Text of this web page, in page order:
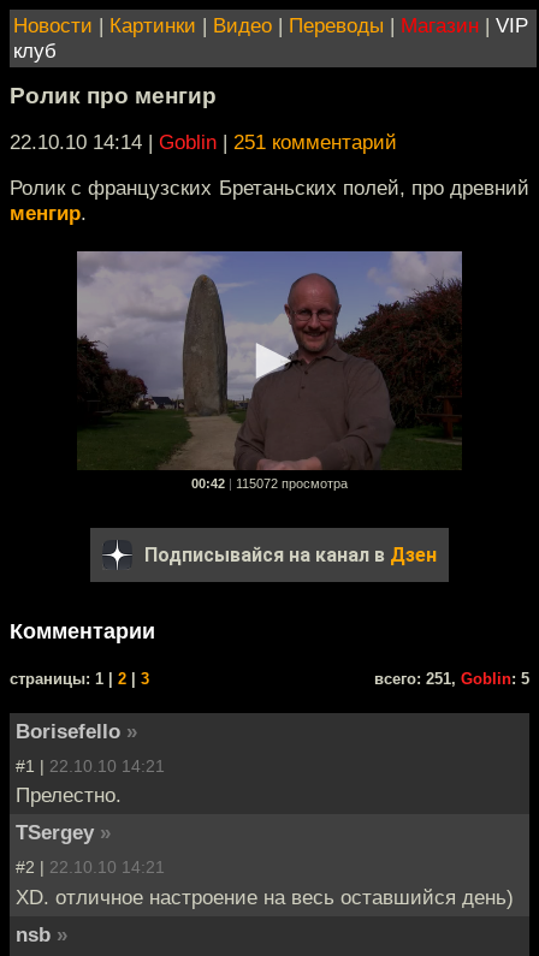
Новости | Картинки | Видео | Переводы | Магазин | VIP
клуб
Ролик про менгир
22.10.10 14:14 | Goblin | 251 комментарий
Ролик с французских Бретаньских полей, про древний
менгир.
00:42 115072 просмотра
Подписывайся на канал в Дзен
Комментарии
cтраницы: 1 | 2 3 всего: 251, Goblin: 5
Borisefello »
#1 | 22.10.10 14:21
Прелестно.
TSergey »
#2 | 22.10.10 14:21
XD. отличное настроение на весь оставшийся день)
nsb »